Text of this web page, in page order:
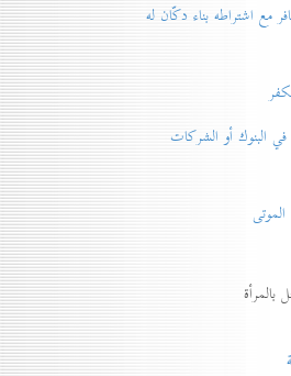
اشتراطه بناء دكّان له
أو الشركات